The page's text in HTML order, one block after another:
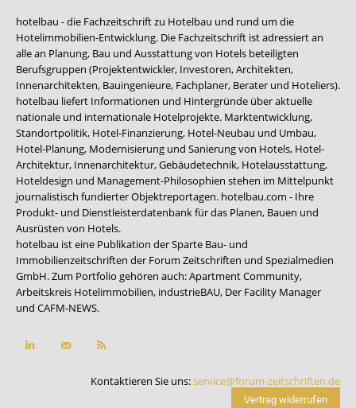
hotelbau - die Fachzeitschrift zu Hotelbau und rund um die
Hotelimmobilien-Entwicklung. Die Fachzeitschrift ist adressiert an
alle an Planung, Bau und Ausstattung von Hotels beteiligten
Berufsgruppen (Projektentwickler, Investoren, Architekten,
Innenarchitekten, Bauingenieure, Fachplaner, Berater und Hoteliers).
hotelbau liefert Informationen und Hintergründe über aktuelle
nationale und internationale Hotelprojekte. Marktentwicklung,
Standortpolitik, Hotel-Finanzierung, Hotel-Neubau und Umbau,
Hotel-Planung, Modernisierung und Sanierung von Hotels, Hotel-
Architektur, Innenarchitektur, Gebäudetechnik, Hotelausstattung,
Hoteldesign und Management-Philosophien stehen im Mittelpunkt
journalistisch fundierter Objektreportagen. hotelbau.com - Ihre
Produkt- und Dienstleisterdatenbank für das Planen, Bauen und
Ausrüsten von Hotels.
hotelbau ist eine Publikation der Sparte Bau- und
Immobilienzeitschriften der Forum Zeitschriften und Spezialmedien
GmbH. Zum Portfolio gehören auch:Apartment Community,
Arbeitskreis Hotelimmobilien, industrieBAU, Der Facility Manager
und CAFM-NEWS.
Kontaktieren Sie uns:service@forum-zeitschriften.de
Vertrag widerrufen